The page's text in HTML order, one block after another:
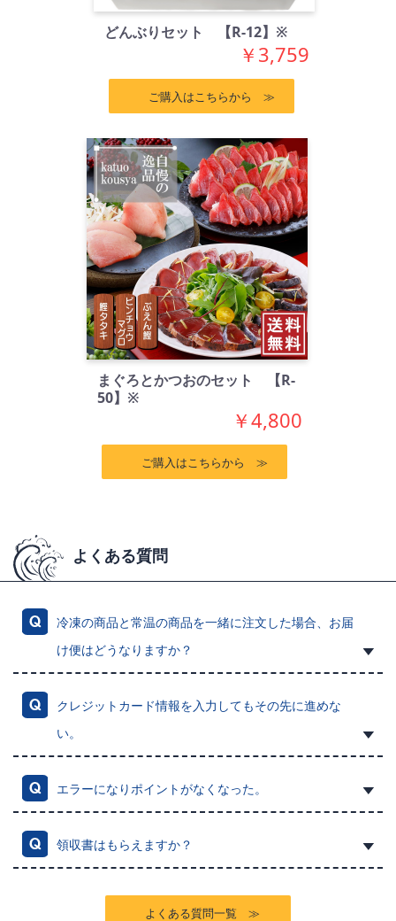
どんぶりセット 【R-12】※
￥3,759
ご購入はこちらから ≫
まぐろとかつおのセット 【R-
50】※
￥4,800
ご購入はこちらから ≫
よくある質問
冷凍の商品と常温の商品を一緒に注文した場合、お届
け便はどうなりますか？
クレジットカード情報を入力してもその先に進めな
い。
エラーになりポイントがなくなった。
領収書はもらえますか？
よくある質問一覧 ≫